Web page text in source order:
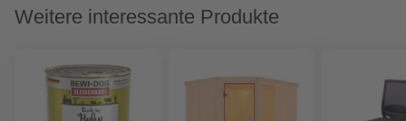
Weitere interessante Produkte